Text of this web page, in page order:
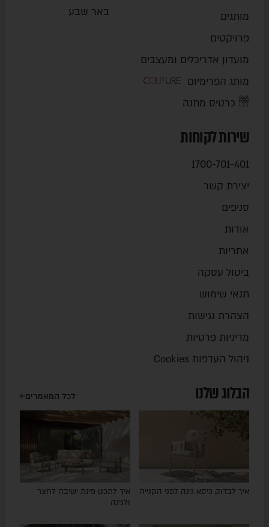
מותגים
פרויקטים
מועדון אדריכלים ומעצבים
מותג הפרימיום
כרטיס מתנה
באר שבע
שירות לקוחות
1700-701-401
יצירת קשר
סניפים
אודות
אחריות
ביטול עסקה
תנאי שימוש
הצהרת נגישות
מדיניות פרטיות
ניהול העדפות Cookies
הבלוג שלנו לכל המאמרים
איך לבדוק כיסא גינה לפני הקנייה
איך לתכנן פינת ישיבה לחצר
ולגינה